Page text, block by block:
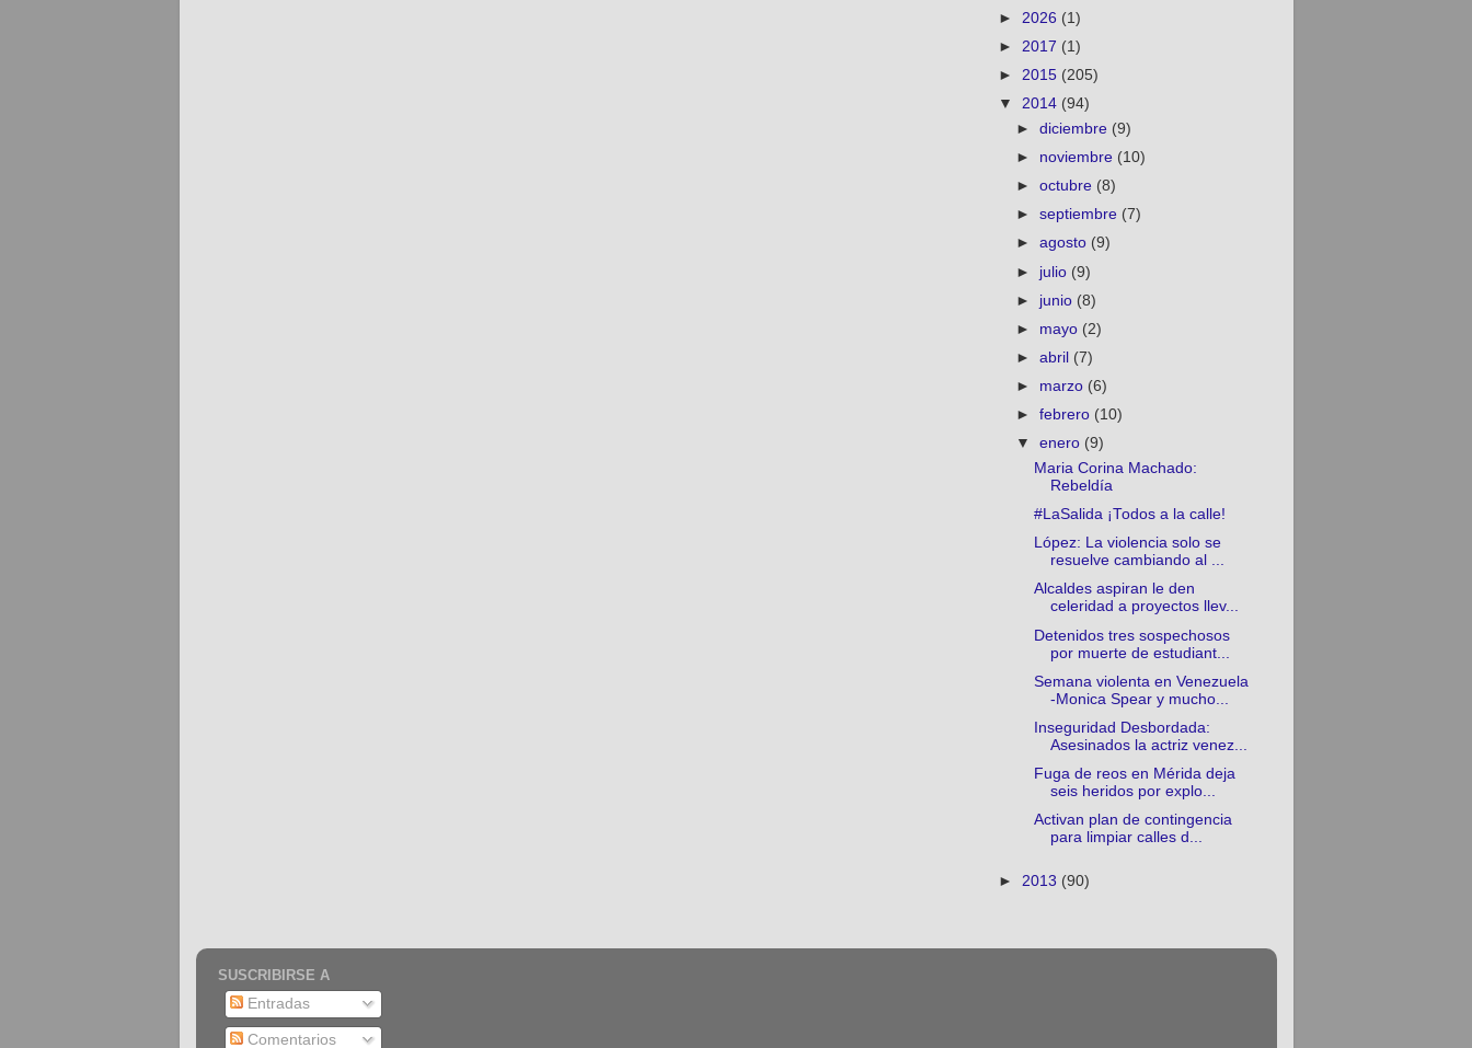
► 2026 (1)
► 2017 (1)
► 2015 (205)
▼ 2014 (94)
► diciembre (9)
► noviembre (10)
► octubre (8)
► septiembre (7)
► agosto (9)
► julio (9)
► junio (8)
► mayo (2)
► abril (7)
► marzo (6)
► febrero (10)
▼ enero (9)
Maria Corina Machado:
Rebeldía
#LaSalida ¡Todos a la calle!
López: La violencia solo se
resuelve cambiando al ...
Alcaldes aspiran le den
celeridad a proyectos llev...
Detenidos tres sospechosos
por muerte de estudiant...
Semana violenta en Venezuela
-Monica Spear y mucho...
Inseguridad Desbordada:
Asesinados la actriz venez...
Fuga de reos en Mérida deja
seis heridos por explo...
Activan plan de contingencia
para limpiar calles d...
► 2013 (90)
SUSCRIBIRSE A
Entradas
Comentarios